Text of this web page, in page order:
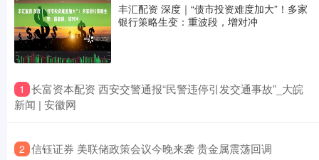
丰汇配资 深度｜“债市投资难度加大”！多家
银行策略生变：重波段，增对冲
1 ​长富资本配资 西安交警通报“民警违停引发交通事故”_大皖
新闻 | 安徽网
2 ​信钰证券 美联储政策会议今晚来袭 贵金属震荡回调